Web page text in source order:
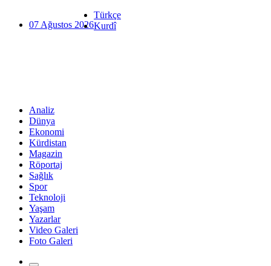
07 Ağustos 2026
Türkçe
Kurdî
Analiz
Dünya
Ekonomi
Kürdistan
Magazin
Röportaj
Sağlık
Spor
Teknoloji
Yaşam
Yazarlar
Video Galeri
Foto Galeri